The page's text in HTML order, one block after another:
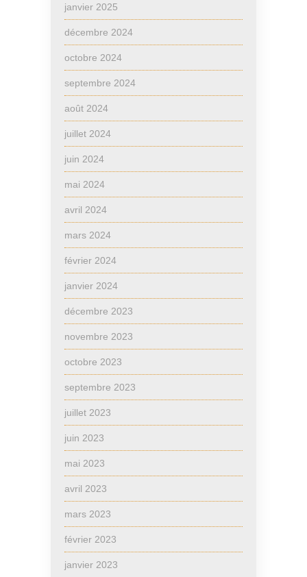
janvier 2025
décembre 2024
octobre 2024
septembre 2024
août 2024
juillet 2024
juin 2024
mai 2024
avril 2024
mars 2024
février 2024
janvier 2024
décembre 2023
novembre 2023
octobre 2023
septembre 2023
juillet 2023
juin 2023
mai 2023
avril 2023
mars 2023
février 2023
janvier 2023